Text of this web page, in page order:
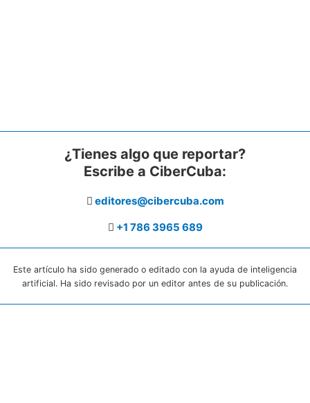
¿Tienes algo que reportar?
Escribe a CiberCuba:
editores@cibercuba.com
+1 786 3965 689
Este artículo ha sido generado o editado con la ayuda de inteligencia
artificial. Ha sido revisado por un editor antes de su publicación.